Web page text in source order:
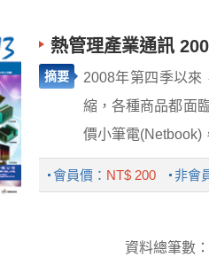
熱管理產業通訊
摘要
2008年第四季以來
縮，各種商品都面
價小筆電(Netbook)
會員價： NT$ 200 非會
資料總筆數